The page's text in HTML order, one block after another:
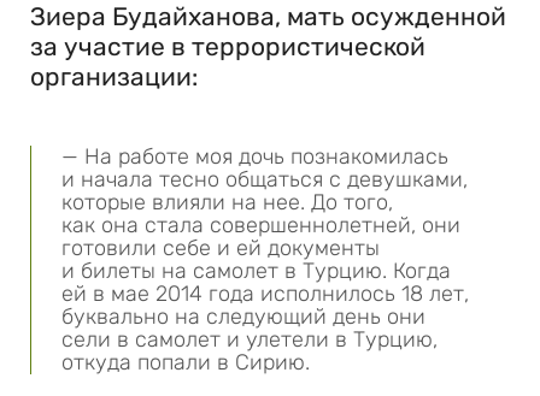
Зиера Будайханова, мать осужденной
за участие в террористической
организации:
— На работе моя дочь познакомилась
и начала тесно общаться с девушками,
которые влияли на нее. До того,
как она стала совершеннолетней, они
готовили себе и ей документы
и билеты на самолет в Турцию. Когда
ей в мае 2014 года исполнилось 18 лет,
буквально на следующий день они
сели в самолет и улетели в Турцию,
откуда попали в Сирию.